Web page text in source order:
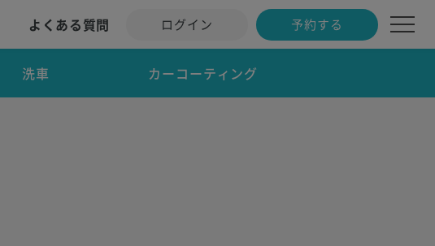
よくある質問 ログイン 予約する
洗車 カーコーティング